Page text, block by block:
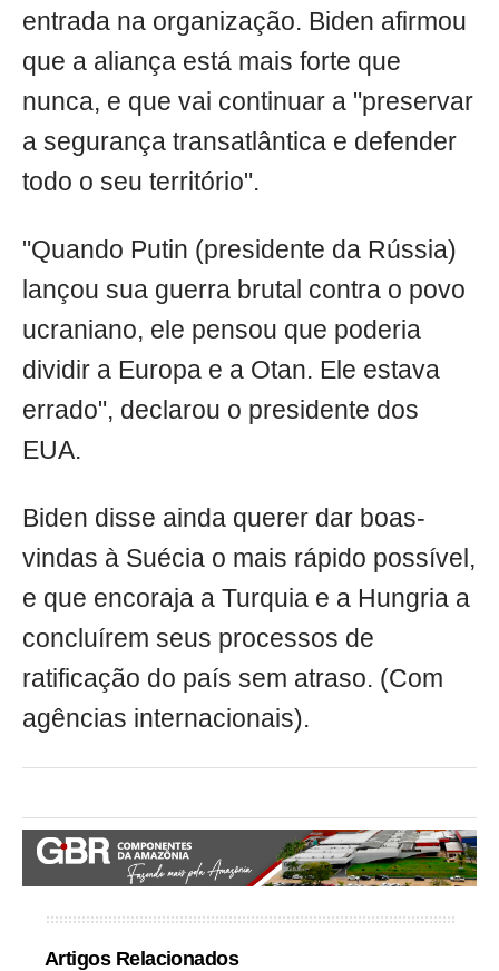
entrada na organização. Biden afirmou
que a aliança está mais forte que
nunca, e que vai continuar a "preservar
a segurança transatlântica e defender
todo o seu território".
"Quando Putin (presidente da Rússia)
lançou sua guerra brutal contra o povo
ucraniano, ele pensou que poderia
dividir a Europa e a Otan. Ele estava
errado", declarou o presidente dos
EUA.
Biden disse ainda querer dar boas-
vindas à Suécia o mais rápido possível,
e que encoraja a Turquia e a Hungria a
concluírem seus processos de
ratificação do país sem atraso. (Com
agências internacionais).
Artigos Relacionados